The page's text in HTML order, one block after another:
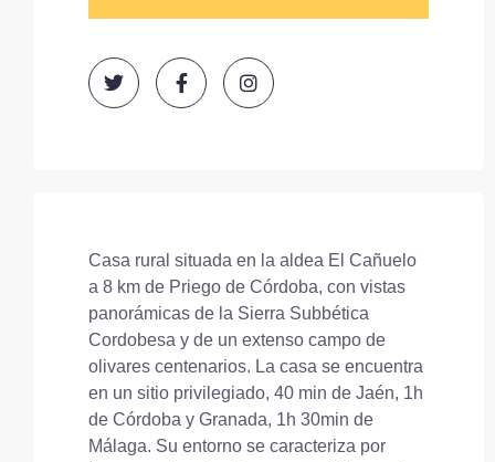
Casa rural situada en la aldea El Cañuelo
a 8 km de Priego de Córdoba, con vistas
panorámicas de la Sierra Subbética
Cordobesa y de un extenso campo de
olivares centenarios. La casa se encuentra
en un sitio privilegiado, 40 min de Jaén, 1h
de Córdoba y Granada, 1h 30min de
Málaga. Su entorno se caracteriza por